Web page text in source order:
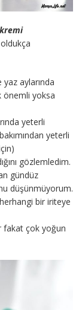
aylarında
önemli yoksa
yeterli
yeterli
gözlemledim.
gündüz
düşünmüyorum.
bir iriteye
fakat çok yoğun